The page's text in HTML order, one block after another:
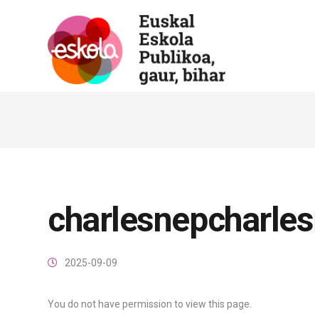
2025-09-09
You do not have permission to view this page.